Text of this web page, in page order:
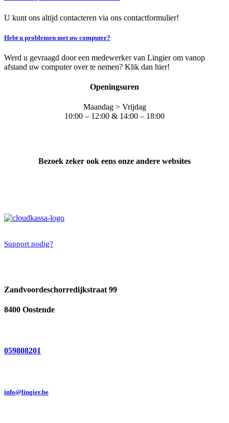
U kunt ons altijd contacteren via ons contactformulier!
Hebt u problemen met uw computer?
Werd u gevraagd door een medewerker van Lingier om vanop
afstand uw computer over te nemen? Klik dan hier!
Openingsuren
Maandag > Vrijdag
10:00 – 12:00 & 14:00 – 18:00
Bezoek zeker ook eens onze andere websites
Support nodig?
Zandvoordeschorredijkstraat 99
8400 Oostende
059808201
info@lingier.be